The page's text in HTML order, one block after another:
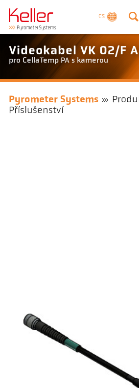
CS
Videokabel VK 02/F
pro CellaTemp PA s kamerou
Pyrometer Systems
Příslušenství